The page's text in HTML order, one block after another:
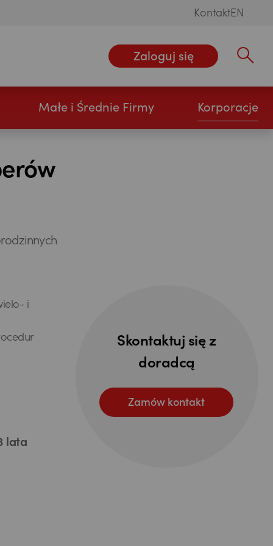
KontaktEN
Zaloguj się Wpisz
Małe i Średnie Firmy Korporacje
i
lata
Skontaktuj się z
doradcą
Zamów kontakt